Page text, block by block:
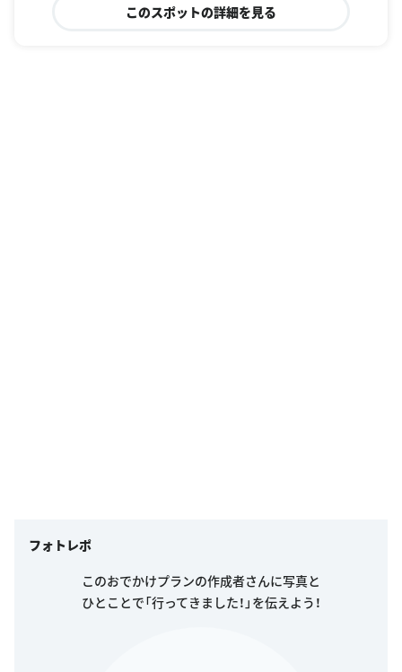
このスポットの詳細を見る
フォトレポ
このおでかけプランの作成者さんに写真と
ひとことで「行ってきました！」を伝えよう！